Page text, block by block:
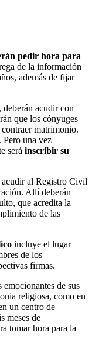
pedir hora para
de la información
además de fijar
acudir con
que los cónyuges
matrimonio.
Pero una vez
será inscribir su
al Registro Civil
Allí deberán
que acredita la
de las
incluye el lugar
de los
firmas.
de sus
religiosa, como en
un centro de
meses de
tomar hora para la